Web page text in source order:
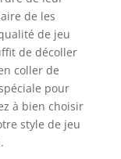
de les
de jeu
de décoller
coller de
pour
à bien choisir
style de jeu